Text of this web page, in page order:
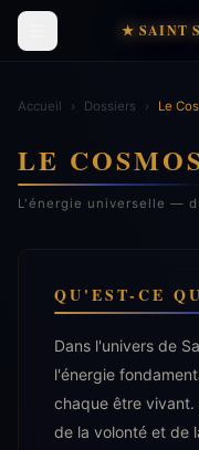
★ SAINT
Accueil › Dossiers › Le
LE
L'énergie universelle —
QU'EST-CE
Dans l'univers de
l'énergie
chaque être vivant.
de la volonté et de